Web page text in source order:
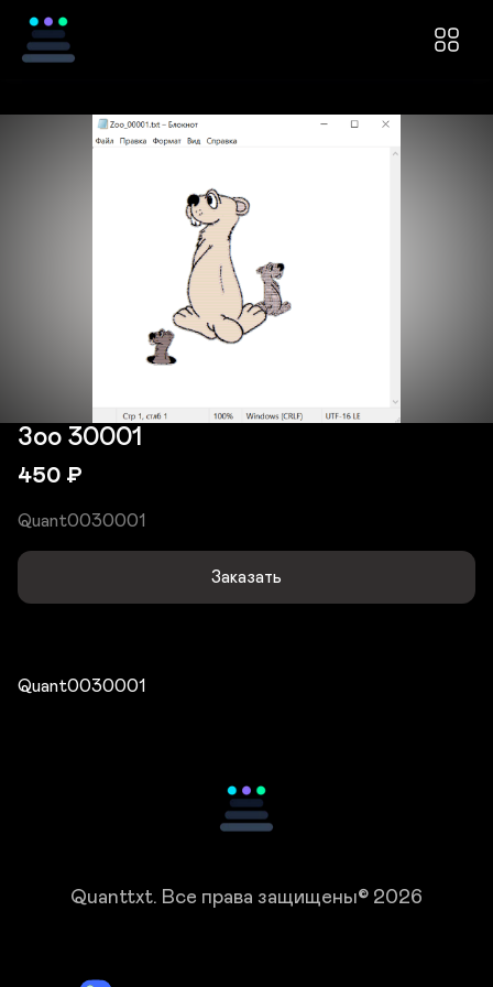
Зоо 30001
450 ₽
Quant0030001
Заказать
Quant0030001
Quanttxt. Все права защищены© 2026